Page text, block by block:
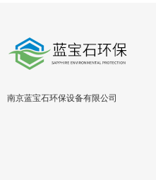
南京蓝宝石环保设备有限公司